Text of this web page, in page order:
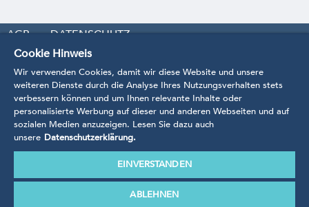
AGB
DATENSCHUTZ
COOKIE-EINSTELLUNGEN
IMPRESSUM
KONTAKT
BARRIEREFREIHEIT
VERTRAG WIDERRUFEN
* Preise inkl. MwSt.zzgl. Bearbeitungs- und Versandkosten.
Unsere Produkte werden anhand der Richtlinien,
Cookie Hinweis
Wir verwenden Cookies, damit wir diese Website und unsere
weiteren Dienste durch die Analyse Ihres Nutzungsverhalten stets
verbessern können und um Ihnen relevante Inhalte oder
personalisierte Werbung auf dieser und anderen Webseiten und auf
sozialen Medien anzuzeigen. Lesen Sie dazu auch
unsere Datenschutzerklärung.
EINVERSTANDEN
ABLEHNEN